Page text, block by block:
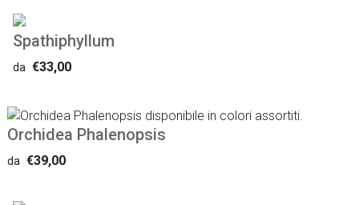
Spathiphyllum
da €33,00
Orchidea Phalenopsis
da€39,00